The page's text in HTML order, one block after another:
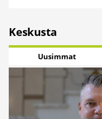
Keskusta
Uusimmat